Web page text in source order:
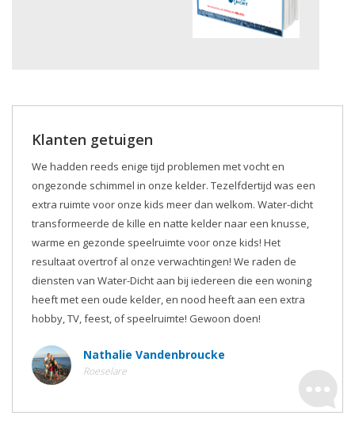
Klanten getuigen
We hadden reeds enige tijd problemen met vocht en
ongezonde schimmel in onze kelder. Tezelfdertijd was een
extra ruimte voor onze kids meer dan welkom. Water-dicht
transformeerde de kille en natte kelder naar een knusse,
warme en gezonde speelruimte voor onze kids! Het
resultaat overtrof al onze verwachtingen! We raden de
diensten van Water-Dicht aan bij iedereen die een woning
heeft met een oude kelder, en nood heeft aan een extra
hobby, TV, feest, of speelruimte! Gewoon doen!
Nathalie Vandenbroucke
Roeselare